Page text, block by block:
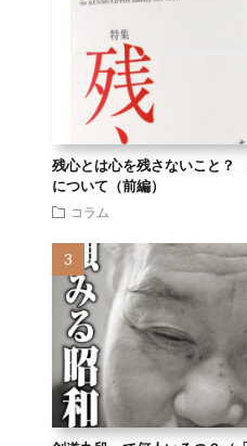
残心とは心を残さないこと？
について（前編）
コラム